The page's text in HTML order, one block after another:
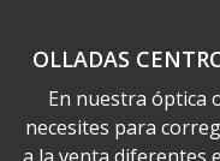
OLLADAS
En nuestra óptica
necesites para